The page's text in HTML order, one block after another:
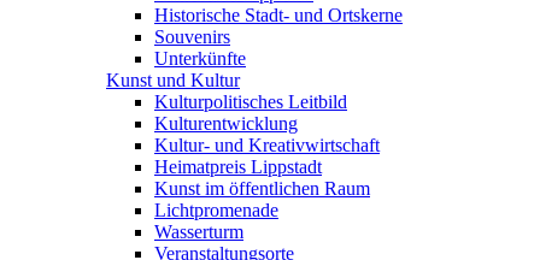
Historische Stadt- und Ortskerne
Souvenirs
Unterkünfte
Kunst und Kultur
Kulturpolitisches Leitbild
Kulturentwicklung
Kultur- und Kreativwirtschaft
Heimatpreis Lippstadt
Kunst im öffentlichen Raum
Lichtpromenade
Wasserturm
Veranstaltungsorte